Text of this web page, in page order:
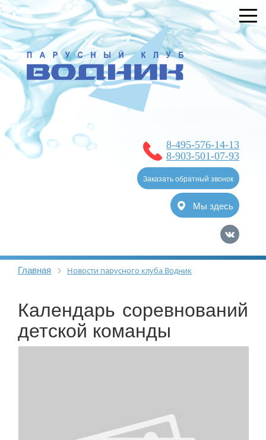
8-495-576-14-13
8-903-501-07-93
Заказать обратный звонок
Мы здесь
Главная Новости парусного клуба Водник
Календарь соревнований
детской команды
УСЛУГИ
БРОНИРОВАНИЕ
О КЛУБЕ
НОВОСТИ
ЯХТ-КЛУБ
ОТЗЫВЫ